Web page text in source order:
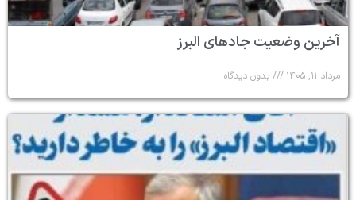
آخرین وضعیت جادهای البرز
مرداد ۱۱, ۱۴۰۵ بدون دیدگاه